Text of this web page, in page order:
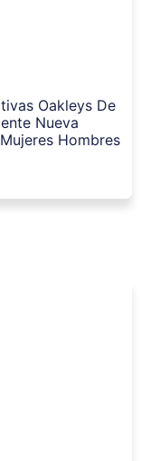
Oakleys De
Nueva
Hombres